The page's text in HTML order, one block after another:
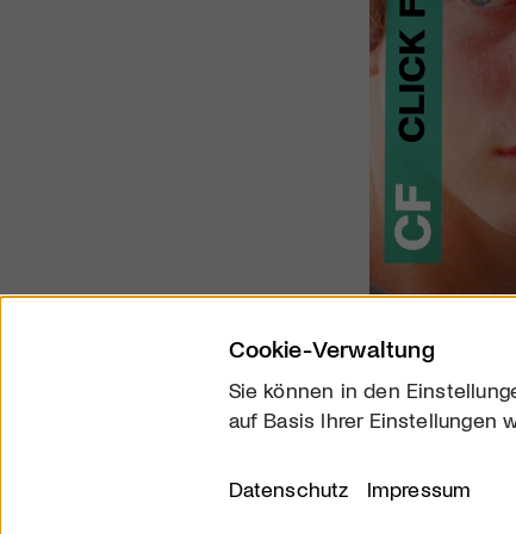
Über uns
Cookie-Verwaltung
Sie können in den
auf Basis Ihrer Einstellungen
Datenschutz Impressum